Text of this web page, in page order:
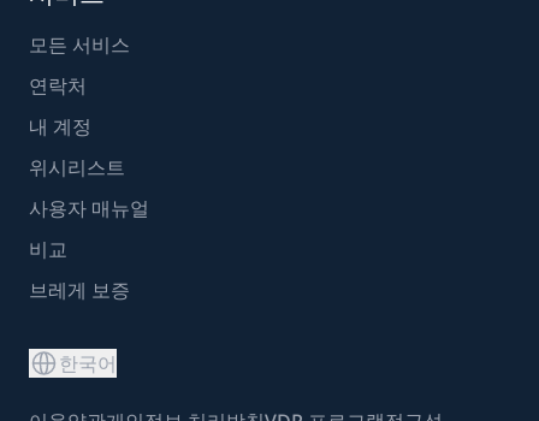
모든 서비스
연락처
내 계정
위시리스트
사용자 매뉴얼
비교
브레게 보증
한국어